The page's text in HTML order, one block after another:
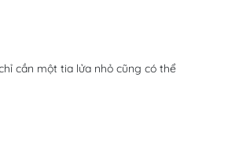
cần một tia lửa nhỏ cũng có thể